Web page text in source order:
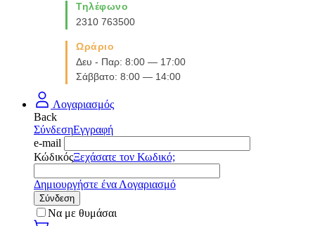
Τηλέφωνο
2310 763500
Ωράριο
Δευ - Παρ: 8:00 — 17:00
Σάββατο: 8:00 — 14:00
Λογαριασμός
Back
ΣύνδεσηΕγγραφή
e-mail
ΚώδικόςΞεχάσατε τον Κωδικό;
Δημιουργήστε ένα Λογαριασμό
Σύνδεση
Να με θυμάσαι